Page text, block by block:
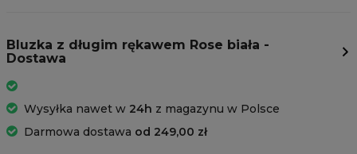
Bluzka z długim rękawem Rose biała -
Dostawa
Wysyłka nawet w 24h z magazynu w Polsce
Darmowa dostawa od 249,00 zł